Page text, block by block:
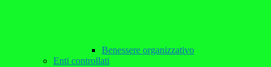
Benessere organizzativo
Enti controllati